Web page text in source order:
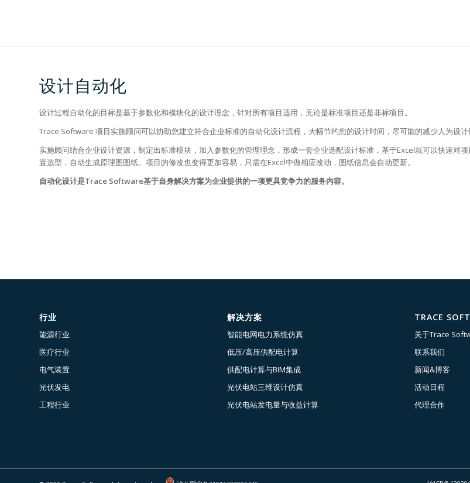
设计自动化
设计过程自动化的目标是基于参数化和模块化的设计理念，针对所有项目适用，无论是标准项目还是非标项目。
Trace Software 项目实施顾问可以协助您建立符合企业标准的自动化设计流程，大幅节约您的设计时间，尽可能的减少人为设计
实施顾问结合企业设计资源，制定出标准模块，加入参数化的管理理念，形成一套企业选配设计标准，基于Excel就可以快速对
置选型，自动生成原理图图纸。项目的修改也变得更加容易，只需在Excel中做相应改动，图纸信息会自动更新。
自动化设计是Trace Software基于自身解决方案为企业提供的一项更具竞争力的服务内容。
行业
能源行业
医疗行业
电气装置
光伏发电
工程行业
解决方案
智能电网电力系统仿真
低压/高压供配电计算
供配电计算与BIM集成
光伏电站三维设计仿真
光伏电站发电量与收益计算
TRACE
关于Trace
联系我们
新闻&博客
活动日程
代理合作